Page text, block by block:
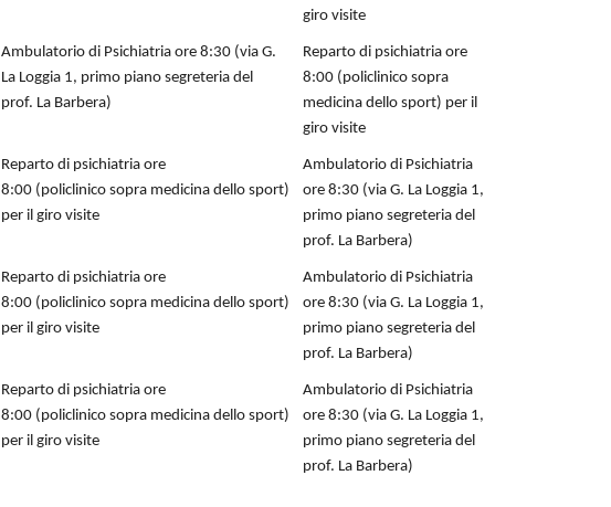
giro visite
Ambulatorio di Psichiatria ore 8:30 (via G.
La Loggia 1, primo piano segreteria del
prof. La Barbera)
Reparto di psichiatria ore
8:00 (policlinico sopra
medicina dello sport) per il
giro visite
Reparto di psichiatria ore
8:00 (policlinico sopra medicina dello sport)
per il giro visite
Ambulatorio di Psichiatria
ore 8:30 (via G. La Loggia 1,
primo piano segreteria del
prof. La Barbera)
Reparto di psichiatria ore
8:00 (policlinico sopra medicina dello sport)
per il giro visite
Ambulatorio di Psichiatria
ore 8:30 (via G. La Loggia 1,
primo piano segreteria del
prof. La Barbera)
Reparto di psichiatria ore
8:00 (policlinico sopra medicina dello sport)
per il giro visite
Ambulatorio di Psichiatria
ore 8:30 (via G. La Loggia 1,
primo piano segreteria del
prof. La Barbera)